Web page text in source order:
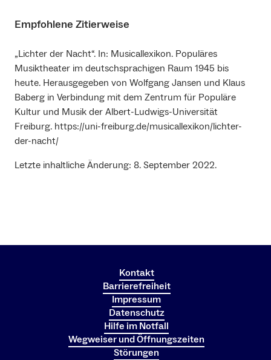
Empfohlene Zitierweise
„Lichter der Nacht“. In: Musicallexikon. Populäres
Musiktheater im deutschsprachigen Raum 1945 bis
heute. Herausgegeben von Wolfgang Jansen und Klaus
Baberg in Verbindung mit dem Zentrum für Populäre
Kultur und Musik der Albert-Ludwigs-Universität
Freiburg. https://uni-freiburg.de/musicallexikon/lichter-
der-nacht/
Letzte inhaltliche Änderung: 8. September 2022.
Kontakt
Barrierefreiheit
Impressum
Datenschutz
Hilfe im Notfall
Wegweiser und Öffnungszeiten
Störungen